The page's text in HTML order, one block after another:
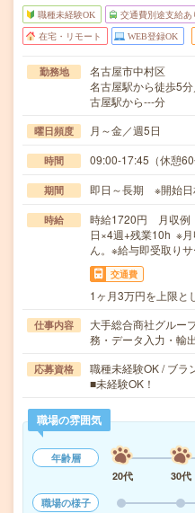
職種未経験OK 交通費別途支給あ
在宅・リモート WEB登録OK
勤務地
名古屋市中村区
名古屋駅から徒歩5
古屋駅から---分
曜日頻度 月～金／週5日
時間 09:00-17:45（休憩
期間 即日～長期 ※開始日
時給
時給1720円 月収例
日×4週+残業10h ※
ん。※給与即受取り
交通費
1ヶ月3万円を上限と
仕事内容
大手総合商社グルー
務・データ入力・輸
応募資格
職種未経験OK / ブラ
■未経験OK！
職場の雰囲気
年齢層
20代
30代
職場の様子